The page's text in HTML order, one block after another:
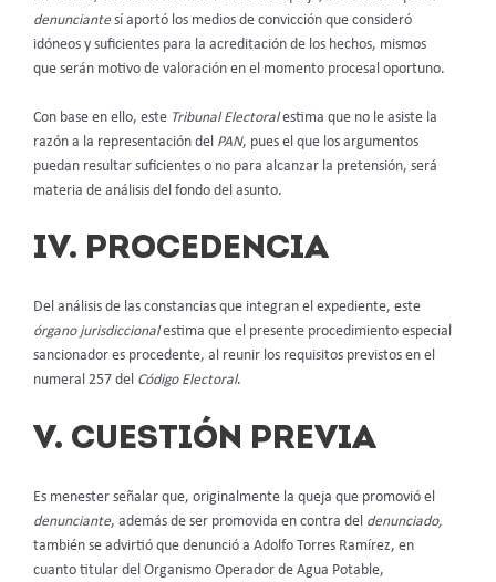
denunciantesí aportó los medios de convicción que consideró
idóneos y suficientes para la acreditación de los hechos, mismos
que serán motivo de valoración en el momento procesal oportuno.
Con base en ello, este Tribunal Electoralestima que no le asiste la
razón a la representación del PAN, pues el que los argumentos
puedan resultar suficientes o no para alcanzar la pretensión, será
materia de análisis del fondo del asunto.
IV. PROCEDENCIA
Del análisis de las constancias que integran el expediente, este
órgano jurisdiccionalestima que el presente procedimiento especial
sancionador es procedente, al reunir los requisitos previstos en el
numeral 257 del Código Electoral.
V. CUESTIÓN PREVIA
Es menester señalar que, originalmente la queja que promovió el
denunciante, además de ser promovida en contra del denunciado,
también se advirtió que denunció a Adolfo Torres Ramírez, en
cuanto titular del Organismo Operador de Agua Potable,